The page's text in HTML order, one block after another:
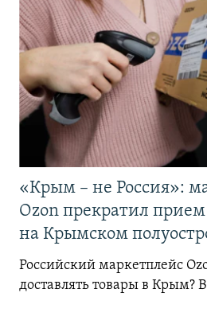
«Крым – не Россия»:
Ozon прекратил
на Крымском
Российский маркетплейс
доставлять товары в Крым?